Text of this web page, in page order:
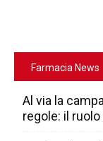
Farmacia News
Al via la
regole: il